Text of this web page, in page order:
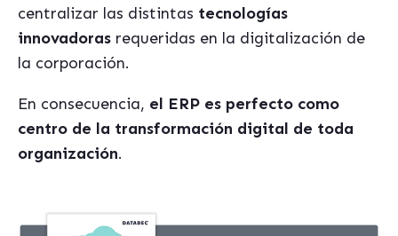
centralizar las distintas tecnologías
innovadoras requeridas en la digitalización de
la corporación.
En consecuencia, el ERP es perfecto como
centro de la transformación digital de toda
organización.